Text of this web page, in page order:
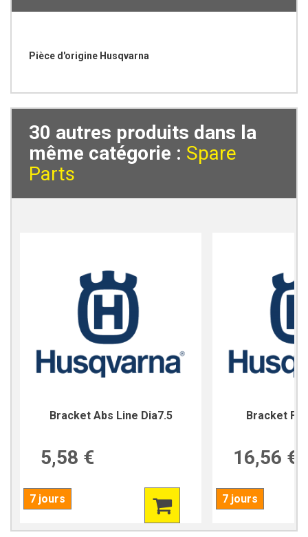
Pièce d'origine Husqvarna
30 autres produits dans la
même catégorie : Spare
Parts
Bracket Abs Line Dia7.5
5,58 €
7 jours
Bracket
16,56 €
7 jours